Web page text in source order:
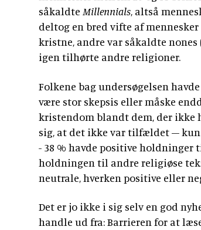
såkaldte Millennials, altså
deltog en bred vifte af
kristne, andre var såkaldte
igen tilhørte andre religioner.
Folkene bag undersøgelsen
være stor skepsis eller måske
kristendom blandt dem, der ikke
sig, at det ikke var tilfældet – kun
- 38 % havde positive
holdningen til andre religiøse
neutrale, hverken positive eller
Det er jo ikke i sig selv en god
handle ud fra: Barrieren for at